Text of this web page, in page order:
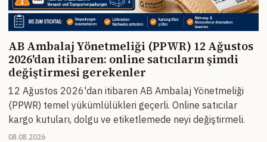
AB Ambalaj Yönetmeliği (PPWR) 12 Ağustos
2026'dan itibaren: online satıcıların şimdi
değiştirmesi gerekenler
12 Ağustos 2026'dan itibaren AB Ambalaj Yönetmeliği
(PPWR) temel yükümlülükleri geçerli. Online satıcılar
kargo kutuları, dolgu ve etiketlemede neyi değiştirmeli.
08.08.2026